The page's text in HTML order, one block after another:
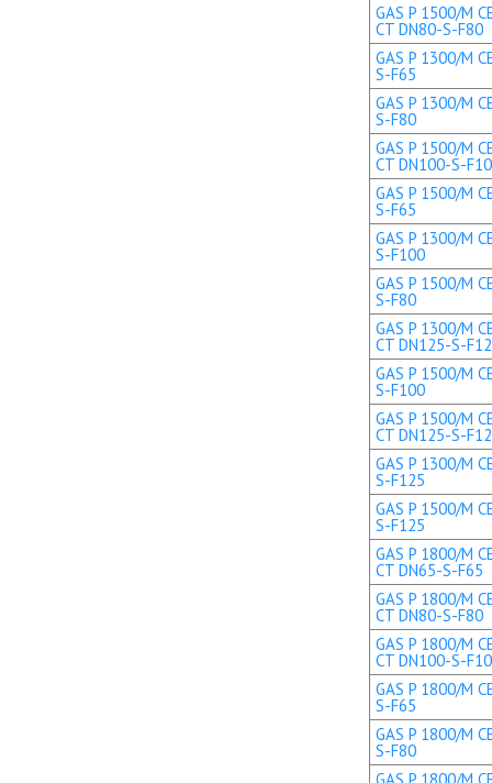
GAS P 1500/M
CT DN80-S-F80
GAS P 1300/M
S-F65
GAS P 1300/M
S-F80
GAS P 1500/M
CT DN100-S-
GAS P 1500/M
S-F65
GAS P 1300/M
S-F100
GAS P 1500/M
S-F80
GAS P 1300/M
CT DN125-S-
GAS P 1500/M
S-F100
GAS P 1500/M
CT DN125-S-
GAS P 1300/M
S-F125
GAS P 1500/M
S-F125
GAS P 1800/M
CT DN65-S-F65
GAS P 1800/M
CT DN80-S-F80
GAS P 1800/M
CT DN100-S-
GAS P 1800/M
S-F65
GAS P 1800/M
S-F80